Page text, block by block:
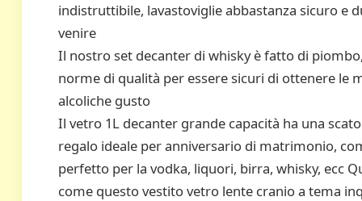
indistruttibile, lavastoviglie abbastanza sicuro e
venire
Il nostro set decanter di whisky è fatto di
norme di qualità per essere sicuri di ottenere le
alcoliche gusto
Il vetro 1L decanter grande capacità ha una
regalo ideale per anniversario di matrimonio,
perfetto per la vodka, liquori, birra, whisky, ecc
come questo vestito vetro lente cranio a tema